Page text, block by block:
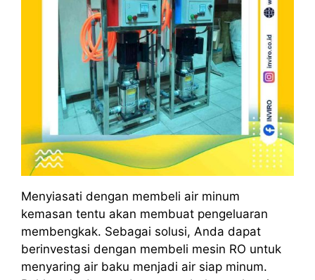
Menyiasati dengan membeli air minum
kemasan tentu akan membuat pengeluaran
membengkak. Sebagai solusi, Anda dapat
berinvestasi dengan membeli mesin RO untuk
menyaring air baku menjadi air siap minum.